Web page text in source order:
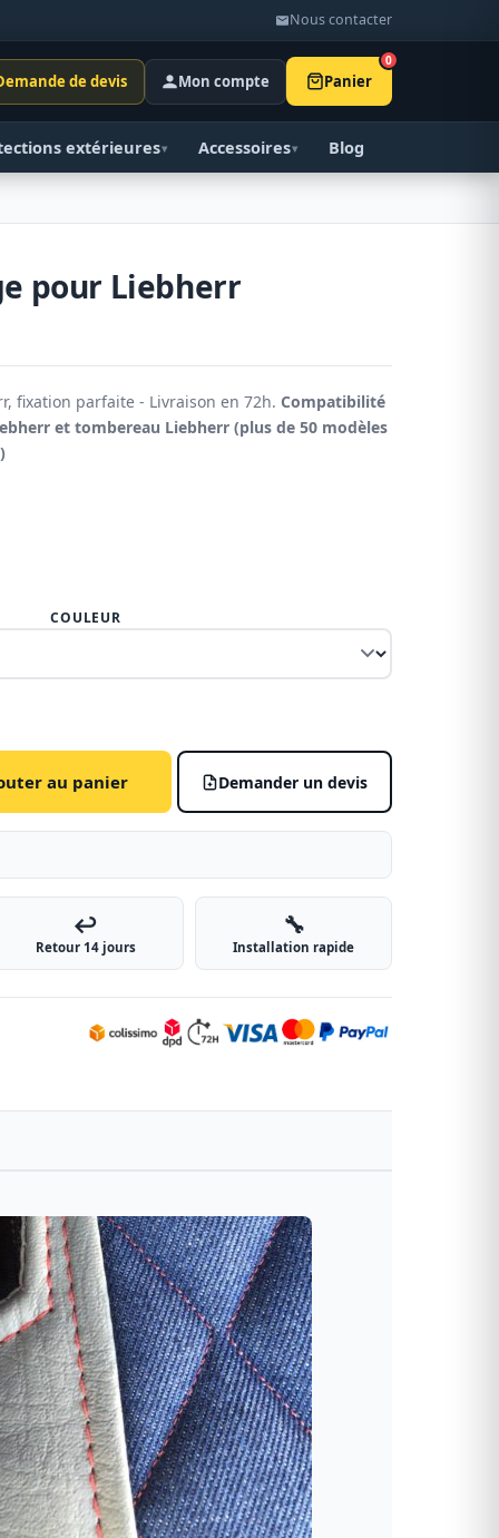
Nous contacter
de devis Mon compte Panier
0
extérieures▾ Accessoires▾ Blog
pour Liebherr
fixation parfaite - Livraison en 72h. Compatibilité
et tombereau Liebherr (plus de 50 modèles
COULEUR
au panier Demander un devis
↩️
Retour 14 jours
🔧
Installation rapide